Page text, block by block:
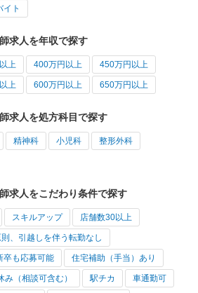
イト
求人を年収で探す
上 400万円以上 450万円以上
上 600万円以上 650万円以上
求人を処方科目で探す
精神科 小児科 整形外科
求人をこだわり条件で探す
スキルアップ 店舗数30以上
則、引越しを伴う転勤なし
卒も応募可能 住宅補助（手当）あり
み（相談可含む） 駅チカ 車通勤可